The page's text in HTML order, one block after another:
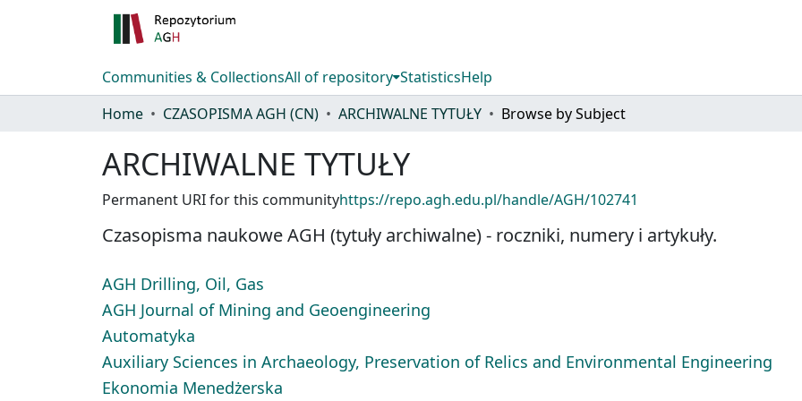
Communities & CollectionsAll of repository StatisticsHelp
Home
CZASOPISMA AGH (CN) ARCHIWALNE TYTUŁY Browse by Subject
ARCHIWALNE TYTUŁY
Permanent URI for this communityhttps://repo.agh.edu.pl/handle/AGH/102741
Czasopisma naukowe AGH (tytuły archiwalne) - roczniki, numery i artykuły.
AGH Drilling, Oil, Gas
AGH Journal of Mining and Geoengineering
Automatyka
Auxiliary Sciences in Archaeology, Preservation of Relics and Environmental Engineering
Ekonomia Menedżerska